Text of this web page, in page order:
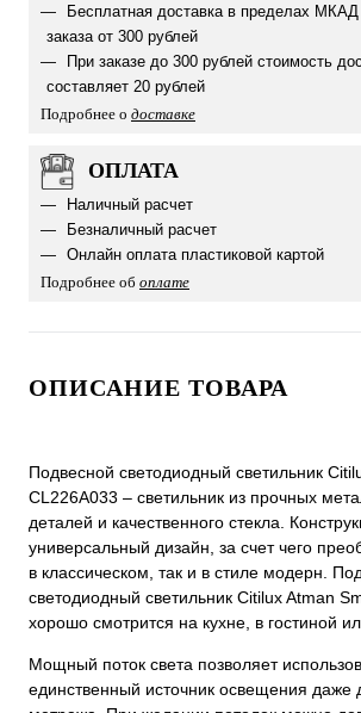
Бесплатная доставка в пределах
заказа от 300 рублей
При заказе до 300 рублей стоимость
составляет 20 рублей
Подробнее о доставке
ОПЛАТА
Наличный расчет
Безналичный расчет
Онлайн оплата пластиковой картой
Подробнее об оплате
ОПИСАНИЕ ТОВАРА
Подвесной светодиодный светильник
CL226A033 – светильник из прочных
деталей и качественного стекла.
универсальный дизайн, за счет чего
в классическом, так и в стиле модерн.
светодиодный светильник Citilux Atman
хорошо смотрится на кухне, в гостиной
Мощный поток света позволяет
единственный источник освещения даже